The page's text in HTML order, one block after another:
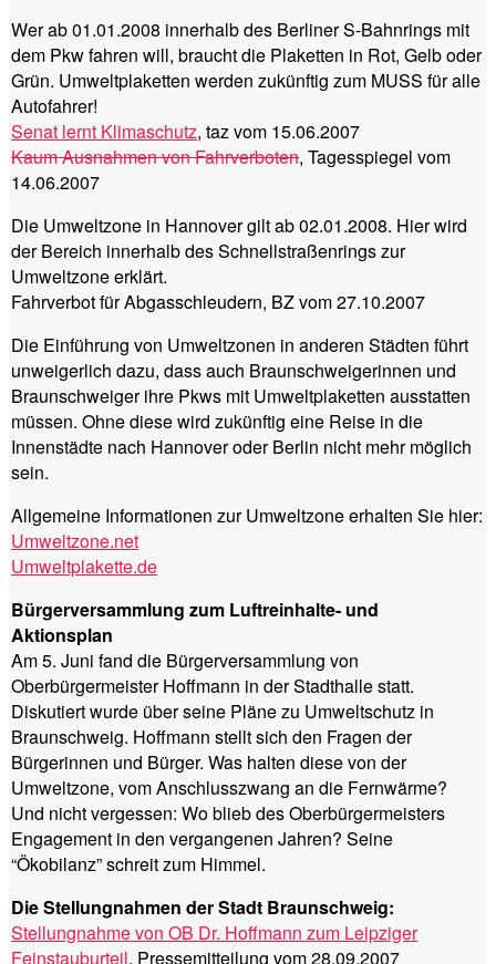
Wer ab 01.01.2008 innerhalb des Berliner S-Bahnrings mit
dem Pkw fahren will, braucht die Plaketten in Rot, Gelb oder
Grün. Umweltplaketten werden zukünftig zum MUSS für alle
Autofahrer!
Senat lernt Klimaschutz, taz vom 15.06.2007
Kaum Ausnahmen von Fahrverboten, Tagesspiegel vom
14.06.2007
Die Umweltzone in Hannover gilt ab 02.01.2008. Hier wird
der Bereich innerhalb des Schnellstraßenrings zur
Umweltzone erklärt.
Fahrverbot für Abgasschleudern, BZ vom 27.10.2007
Die Einführung von Umweltzonen in anderen Städten führt
unweigerlich dazu, dass auch Braunschweigerinnen und
Braunschweiger ihre Pkws mit Umweltplaketten ausstatten
müssen. Ohne diese wird zukünftig eine Reise in die
Innenstädte nach Hannover oder Berlin nicht mehr möglich
sein.
Allgemeine Informationen zur Umweltzone erhalten Sie hier:
Umweltzone.net
Umweltplakette.de
Bürgerversammlung zum Luftreinhalte- und
Aktionsplan
Am 5. Juni fand die Bürgerversammlung von
Oberbürgermeister Hoffmann in der Stadthalle statt.
Diskutiert wurde über seine Pläne zu Umweltschutz in
Braunschweig. Hoffmann stellt sich den Fragen der
Bürgerinnen und Bürger. Was halten diese von der
Umweltzone, vom Anschlusszwang an die Fernwärme?
Und nicht vergessen: Wo blieb des Oberbürgermeisters
Engagement in den vergangenen Jahren? Seine
“Ökobilanz” schreit zum Himmel.
Die Stellungnahmen der Stadt Braunschweig:
Stellungnahme von OB Dr. Hoffmann zum Leipziger
Feinstauburteil, Pressemitteilung vom 28.09.2007